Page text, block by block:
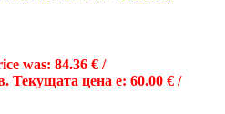
was: 84.36 € /
Текущата цена е: 60.00 € /